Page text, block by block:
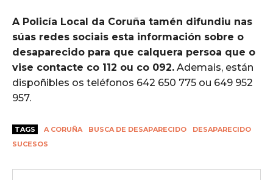
A Policía Local da Coruña tamén difundiu nas
súas redes sociais esta información sobre o
desaparecido para que calquera persoa que o
vise contacte co 112 ou co 092. Ademais, están
dispoñibles os teléfonos 642 650 775 ou 649 952
957.
TAGS A CORUÑA BUSCA DE DESAPARECIDO
DESAPARECIDO
SUCESOS